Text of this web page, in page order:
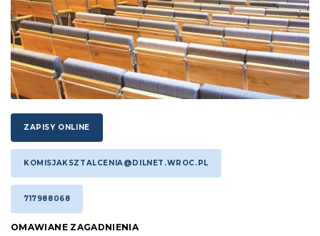
ZAPISY ONLINE
KOMISJAKSZTALCENIA@DILNET.WROC.PL
717988068
OMAWIANE ZAGADNIENIA